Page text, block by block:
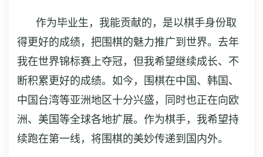
作为毕业生，我能贡献的，是以棋手身份取
得更好的成绩，把围棋的魅力推广到世界。去年
我在世界锦标赛上夺冠，但我希望继续成长、不
断积累更好的成绩。如今，围棋在中国、韩国、
中国台湾等亚洲地区十分兴盛，同时也正在向欧
洲、美国等全球各地扩展。作为棋手，我希望持
续跑在第一线，将围棋的美妙传递到国内外。